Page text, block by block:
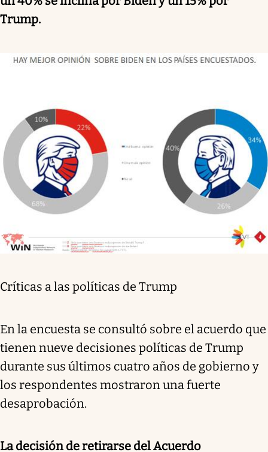
Trump.
Críticas a las políticas de Trump
En la encuesta se consultó sobre el acuerdo que
tienen nueve decisiones políticas de Trump
durante sus últimos cuatro años de gobierno y
los respondentes mostraron una fuerte
desaprobación.
La decisión de retirarse del Acuerdo